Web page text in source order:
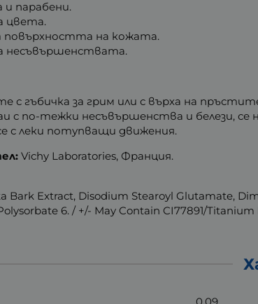
и парабени.
цвета.
повърхността на кожата.
несъвършенствата.
с гъбичка за грим или с върха на
с по-тежки несъвършенства и белези,
с леки потупващи движения.
Vichy Laboratories, Франция.
Bark Extract, Disodium Stearoyl Glutamate,
6. / +/- May Contain CI77891/